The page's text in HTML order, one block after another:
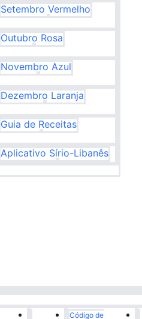
Setembro Vermelho
Outubro Rosa
Novembro Azul
Dezembro Laranja
Guia de Receitas
Aplicativo Sírio-Libanês
Código de